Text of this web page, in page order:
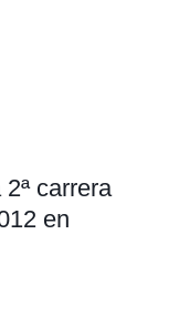
carrera
en